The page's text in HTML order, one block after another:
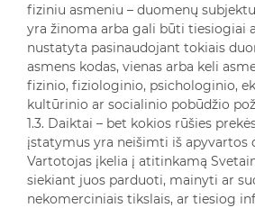
fiziniu asmeniu – duomenų
yra žinoma arba gali būti tiesiogiai
nustatyta pasinaudojant tokiais
asmens kodas, vienas arba keli
fizinio, fiziologinio, psichologinio,
kultūrinio ar socialinio pobūdžio
1.3. Daiktai – bet kokios rūšies
įstatymus yra neišimti iš apyvartos
Vartotojas įkelia į atitinkamą
siekiant juos parduoti, mainyti ar
nekomerciniais tikslais, ar tiesiog